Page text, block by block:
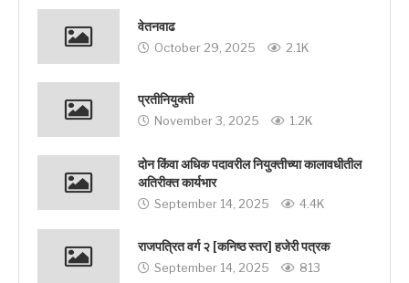
वेतनवाढ
October 29, 2025 2.1K
प्रतीनियुक्ती
November 3, 2025 1.2K
दोन किंवा अधिक पदावरील नियुक्तीच्या कालावधीतील
अतिरीक्त कार्यभार
September 14, 2025 4.4K
राजपत्रित वर्ग २ [कनिष्ठ स्तर] हजेरी पत्रक
September 14, 2025 813